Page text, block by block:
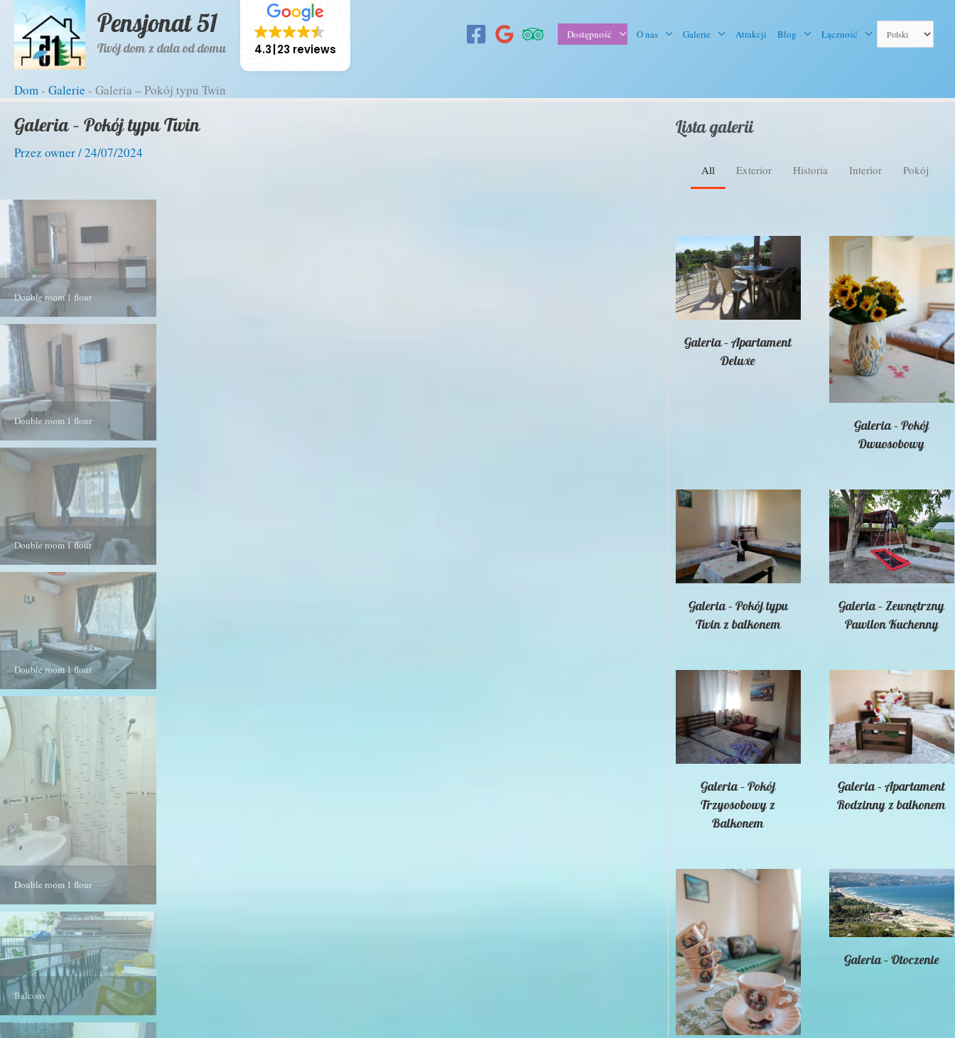
treści
Pensjonat 51
Twój dom z dala od domu 4.3 23 reviews
Dostępność O nas Galerie Atrakcji Blog Łączność
Dom- Galerie - Galeria – Pokój typu Twin
Dom- Galerie- Galeria – Pokój typu Twin
Galeria – Pokój typu Twin
Przez owner/24/07/2024
Double room 1 flour
Double room 1 flour
Double room 1 flour
Double room 1 flour
Double room 1 flour
Balcony
Lista galerii
All Exterior Historia Interior Pokój
Galeria – Apartament
Deluxe
Galeria – Pokój
Dwuosobowy
Galeria – Pokój typu
Twin z balkonem
Galeria – Zewnętrzny
Pawilon Kuchenny
Galeria – Pokój
Trzyosobowy z
Balkonem
Galeria – Apartament
Rodzinny z balkonem
Galeria – Otoczenie